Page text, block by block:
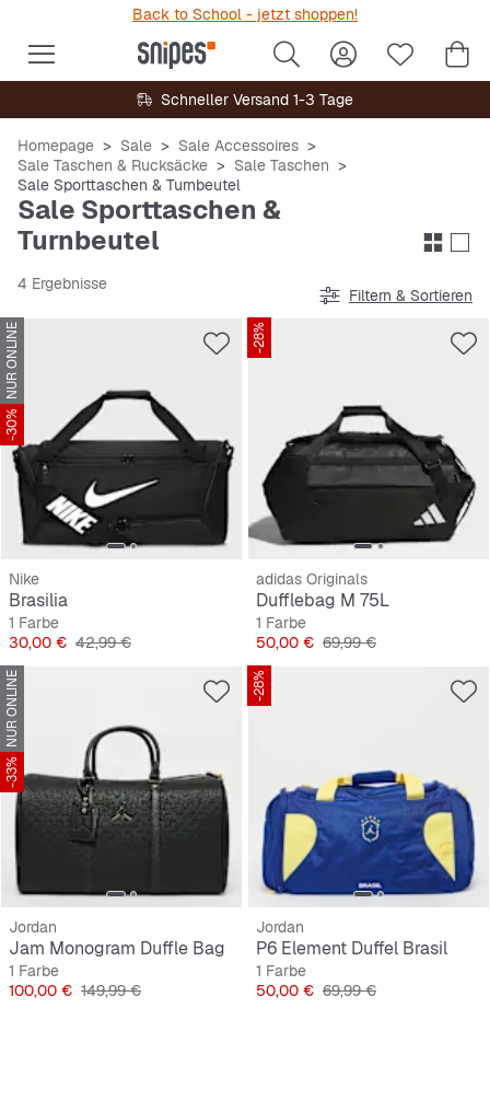
Back to School - jetzt shoppen!
Schneller Versand 1-3 Tage
Homepage Sale
Sale Accessoires
Sale Taschen & Rucksäcke
Sale Taschen
Sale Sporttaschen & Turnbeutel
Sale Sporttaschen &
Turnbeutel
4 Ergebnisse
Filtern & Sortieren
NUR ONLINE
-30%
Nike
Brasilia
1 Farbe
Preis
30,00 € Originalpreis
42,99 €
-28%
adidas Originals
Dufflebag M 75L
1 Farbe
Preis
50,00 € Originalpreis
69,99 €
NUR ONLINE
-33%
Jordan
Jam Monogram Duffle Bag
1 Farbe
Preis
100,00 € Originalpreis
149,99 €
-28%
Jordan
P6 Element Duffel Brasil
1 Farbe
Preis
50,00 € Originalpreis
69,99 €